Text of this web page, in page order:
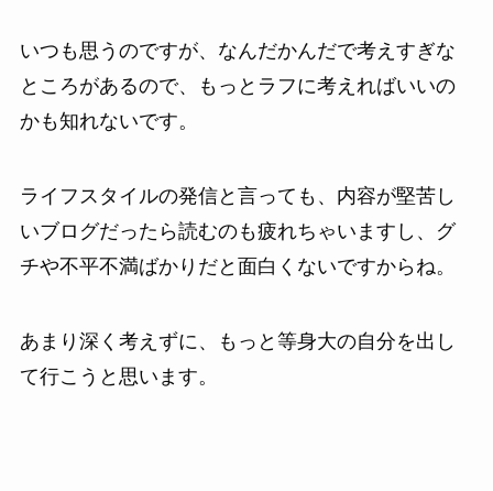
いつも思うのですが、なんだかんだで考えすぎな
ところがあるので、もっとラフに考えればいいの
かも知れないです。
ライフスタイルの発信と言っても、内容が堅苦し
いブログだったら読むのも疲れちゃいますし、グ
チや不平不満ばかりだと面白くないですからね。
あまり深く考えずに、もっと等身大の自分を出し
て行こうと思います。